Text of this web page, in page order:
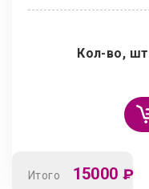
Кол-во,
Итого 15000 ₽